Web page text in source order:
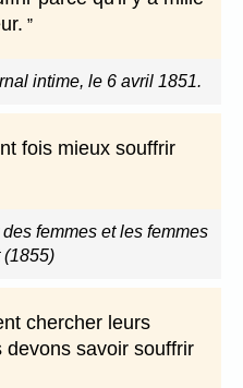
intime, le 6 avril 1851.
fois mieux souffrir
femmes et les femmes
(1855)
chercher leurs
devons savoir souffrir